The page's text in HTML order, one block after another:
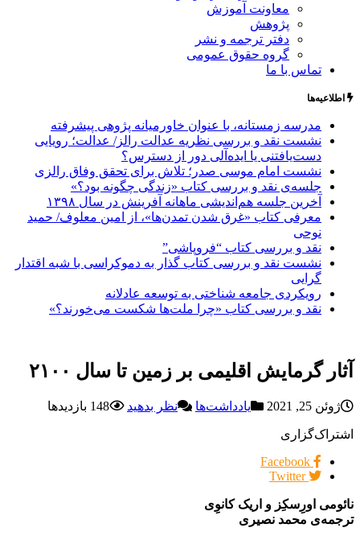
معاونت آموزش
پژوهش
دفتر ترجمه و نشر
گروه حقوق عمومی
تماس با ما
اطلاعیه‌ها
مدرسه زمستانه، با عنوان خاورمیانه پژوهی پیشرفته
نشست نقد و بررسی نظریه عدالت رالز/ عدالت؛ رویایی
دست‌یافتنی یا ایده‌آلی دور از دسترس؟
نشست امام موسی صدر؛ تلاش برای تحقق وفاق رالزی
جلسه‌ی نقد و بررسی کتاب «زندگی چگونه بود؟»
آخرین جلسه هم‌اندیشی ماهانه آفرینش در سال ۱۳۹۸
معرفی کتاب «غرق شدن تمدن‌ها»، از امین معلوف/ حمید
نوحی
نقد و بررسی کتاب “فروپاشی”
نشست نقد و بررسی کتاب گذار به دموکراسی با شبه اقتدار
گرایی
رویکردی جامعه شناختی به توسعه عادلانه
نقد و بررسی کتاب «چرا ملت‌ها شکست می‌خورند؟»
آثار گرمایش اقلیمی بر زمین تا سال ۲۱۰۰
ژوئن 25, 2021 یادداشت‌ها نظر بدهید 148 بازدیدها
اشتراک‌گزاری
Facebook
Twitter
نائومی اورِسکِز و اریک کانوِی
ترجمه‌ی محمد نصیری